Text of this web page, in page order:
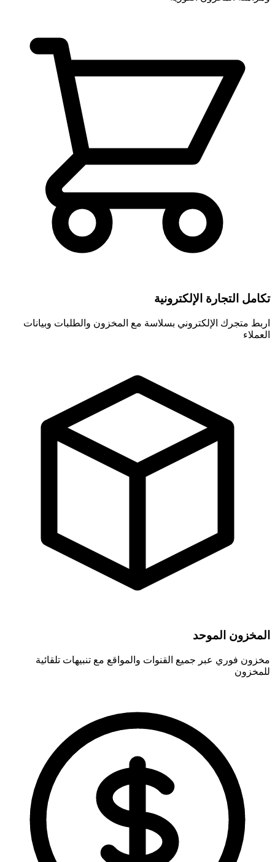
تكامل التجارة الإلكترونية
اربط متجرك الإلكتروني بسلاسة مع المخزون والطلبات وبيانات
العملاء
المخزون الموحد
مخزون فوري عبر جميع القنوات والمواقع مع تنبيهات تلقائية
للمخزون